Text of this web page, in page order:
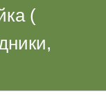
(